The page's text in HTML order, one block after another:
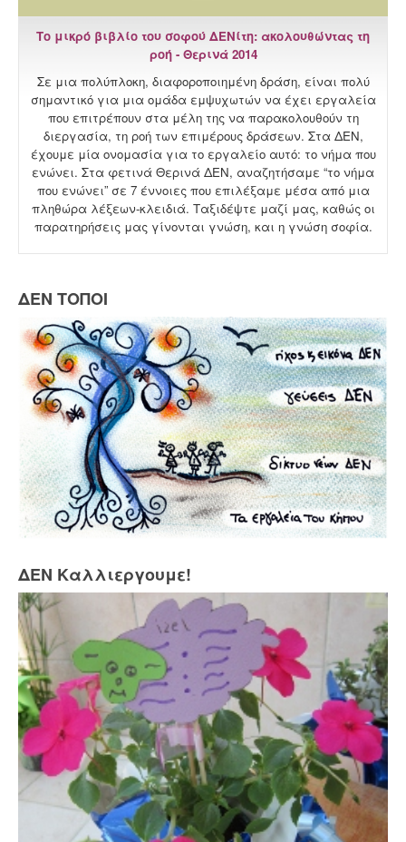
Το μικρό βιβλίο του σοφού ΔΕΝίτη: ακολουθώντας τη
ροή - Θερινά 2014
Σε μια πολύπλοκη, διαφοροποιημένη δράση, είναι πολύ
σημαντικό για μια ομάδα εμψυχωτών να έχει εργαλεία
που επιτρέπουν στα μέλη της να παρακολουθούν τη
διεργασία, τη ροή των επιμέρους δράσεων. Στα ΔΕΝ,
έχουμε μία ονομασία για το εργαλείο αυτό: το νήμα που
ενώνει. Στα φετινά Θερινά ΔΕΝ, αναζητήσαμε “το νήμα
που ενώνει” σε 7 έννοιες που επιλέξαμε μέσα από μια
πληθώρα λέξεων-κλειδιά. Ταξιδέψτε μαζί μας, καθώς οι
παρατηρήσεις μας γίνονται γνώση, και η γνώση σοφία.
ΔΕΝ ΤΟΠΟΙ
ΔΕΝ Καλλιεργουμε!